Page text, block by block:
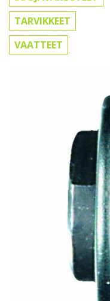
TARVIKKEET
VAATTEET